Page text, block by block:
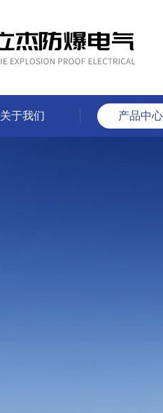
关于我们 产品中心